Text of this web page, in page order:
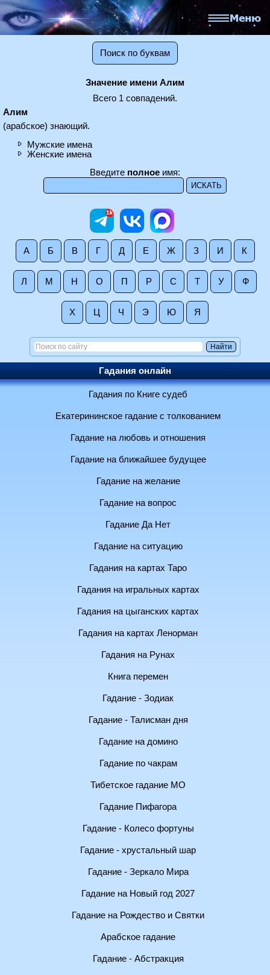
Поиск по буквам
Значение имени Алим
Всего 1 совпадений.
Алим
(арабское) знающий.
Мужские имена
Женские имена
Введите полное имя:
А Б В Г Д Е Ж З И К
Л М Н О П Р С Т У Ф
Х Ц Ч Э Ю Я
Гадания онлайн
Гадания по Книге судеб
Екатерининское гадание с толкованием
Гадание на любовь и отношения
Гадание на ближайшее будущее
Гадание на желание
Гадание на вопрос
Гадание Да Нет
Гадание на ситуацию
Гадания на картах Таро
Гадания на игральных картах
Гадания на цыганских картах
Гадания на картах Ленорман
Гадания на Рунах
Книга перемен
Гадание - Зодиак
Гадание - Талисман дня
Гадание на домино
Гадание по чакрам
Тибетское гадание МО
Гадание Пифагора
Гадание - Колесо фортуны
Гадание - хрустальный шар
Гадание - Зеркало Мира
Гадание на Новый год 2027
Гадание на Рождество и Святки
Арабское гадание
Гадание - Абстракция